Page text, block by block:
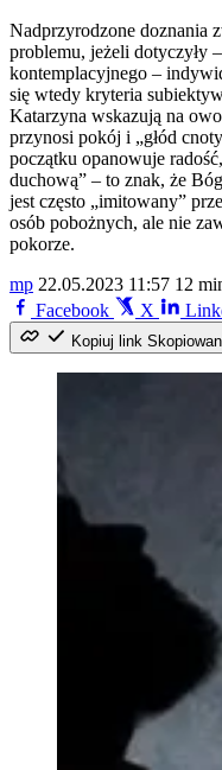
Nadprzyrodzone doznania
problemu, jeżeli dotyczyły
kontemplacyjnego –
się wtedy kryteria
Katarzyna wskazują na
przynosi pokój i „głód
początku opanowuje
duchową” – to znak, że
jest często „imitowany”
osób pobożnych, ale nie
pokorze.
mp 22.05.2023 11:57 12
Facebook
X
Kopiuj link